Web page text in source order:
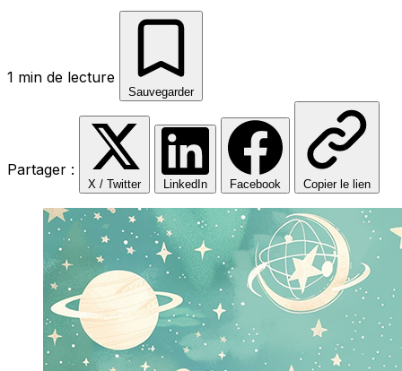
1 min de lecture
Sauvegarder
Partager :
X / Twitter LinkedIn Facebook Copier le lien